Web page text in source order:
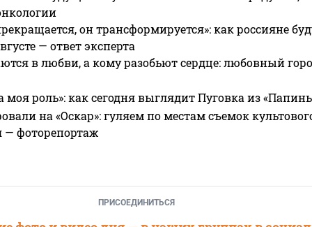
он трансформируется»: как россияне
— ответ эксперта
в любви, а кому разобьют сердце: любовный
моя роль»: как сегодня выглядит Пуговка из
на «Оскар»: гуляем по местам съемок
— фоторепортаж
ПРИСОЕДИНИТЬСЯ